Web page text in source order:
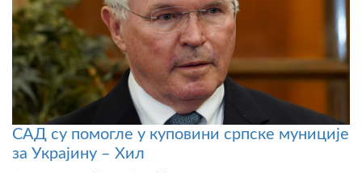
САД су помогле у куповини српске муниције
за Украјину – Хил